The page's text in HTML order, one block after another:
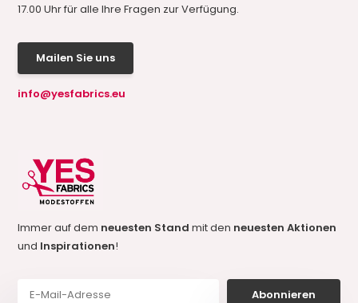
17.00 Uhr für alle Ihre Fragen zur Verfügung.
Mailen Sie uns
info@yesfabrics.eu
Immer auf dem neuesten Standmit den neuesten Aktionen
und Inspirationen!
Abonnieren